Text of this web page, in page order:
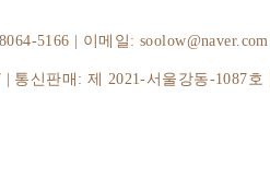
5166 | 이메일: soolow@naver.com
| 통신판매: 제 2021-서울강동-1087호